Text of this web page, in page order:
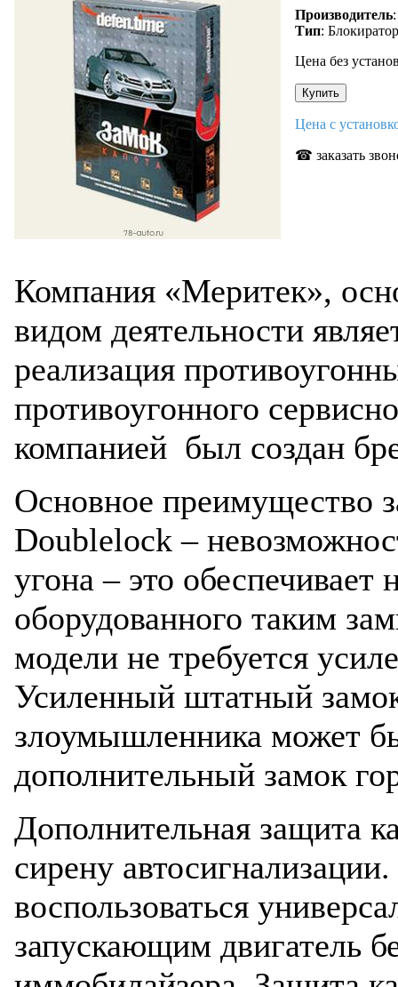
Производитель
Тип:
Цена без
Цена с
☎ заказать
Компания «Меритек»,
видом деятельности
реализация
противоугонного
компанией был создан
Основное преимущество
Doublelock –
угона – это
оборудованного таким
модели не требуется
Усиленный штатный
злоумышленника может
дополнительный замок
Дополнительная защита
сирену
воспользоваться
запускающим двигатель